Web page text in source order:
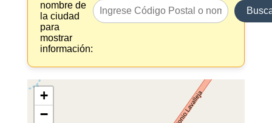
nombre de
la ciudad
para
mostrar
información:
+
−